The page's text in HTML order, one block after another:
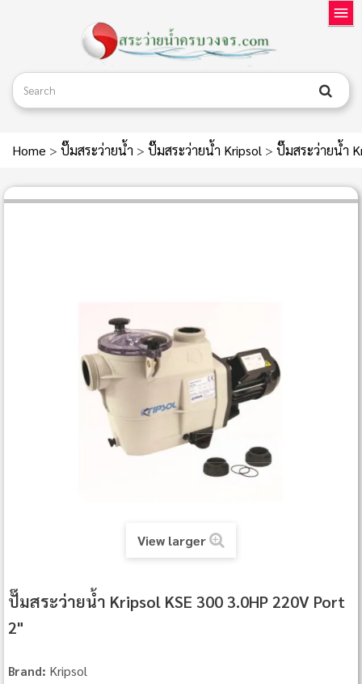
Home > ปั๊มสระว่ายน้ำ > ปั๊มสระว่ายน้ำ Kripsol > ปั๊มสระว่ายน้ำ
View larger
ปั๊มสระว่ายน้ำ Kripsol KSE 300 3.0HP 220V Port
2"
Brand: Kripsol